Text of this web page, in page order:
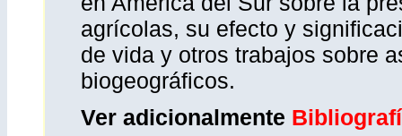
agrícolas, su efecto y
de vida y otros trabajos sobre
biogeográficos.
Ver adicionalmente